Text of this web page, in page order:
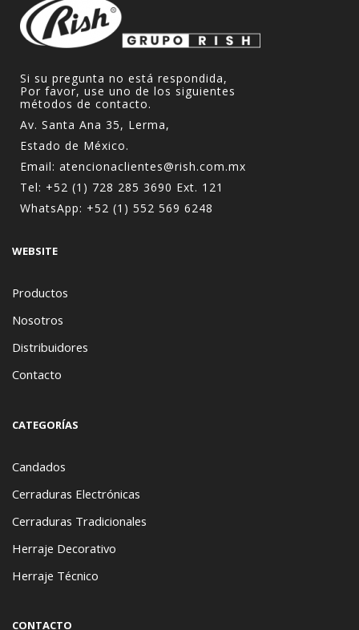
Si su pregunta no está respondida,
Por favor, use uno de los siguientes
métodos de contacto.
Av. Santa Ana 35, Lerma,
Estado de México.
Email: atencionaclientes@rish.com.mx
Tel: +52 (1) 728 285 3690 Ext. 121
WhatsApp: +52 (1) 552 569 6248
WEBSITE
Productos
Nosotros
Distribuidores
Contacto
CATEGORÍAS
Candados
Cerraduras Electrónicas
Cerraduras Tradicionales
Herraje Decorativo
Herraje Técnico
CONTACTO